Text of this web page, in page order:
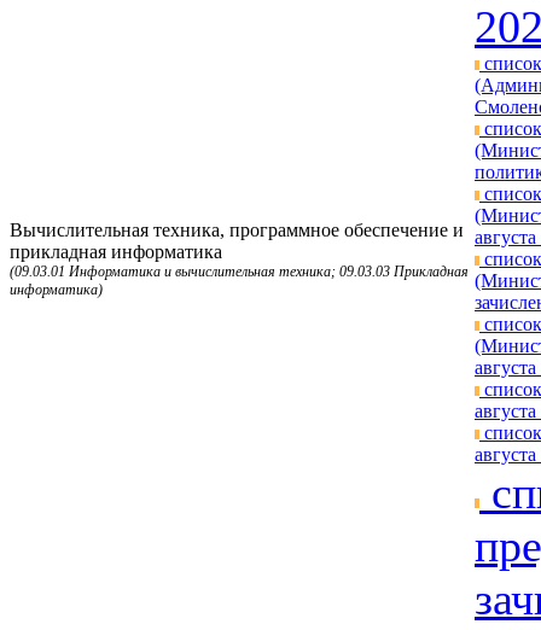
Вычислительная техника, программное обеспечение и
прикладная информатика
(09.03.01 Информатика и вычислительная техника; 09.03.03 Прикладная
информатика)